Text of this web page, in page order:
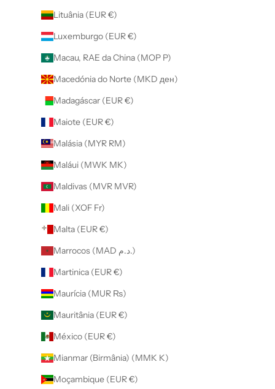
Lituânia (EUR €)
Luxemburgo (EUR €)
Macau, RAE da China (MOP P)
Macedónia do Norte (MKD ден)
Madagáscar (EUR €)
Maiote (EUR €)
Malásia (MYR RM)
Maláui (MWK MK)
Maldivas (MVR MVR)
Mali (XOF Fr)
Malta (EUR €)
Marrocos (MAD د.م.)
Martinica (EUR €)
Maurícia (MUR ₨)
Mauritânia (EUR €)
México (EUR €)
Mianmar (Birmânia) (MMK K)
Moçambique (EUR €)